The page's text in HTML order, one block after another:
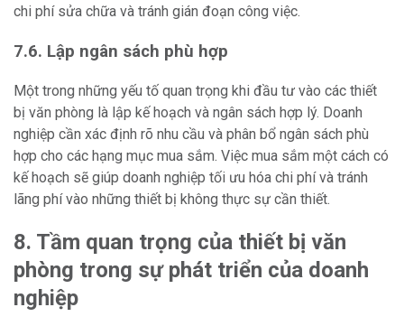
chi phí sửa chữa và tránh gián đoạn công việc.
7.6. Lập ngân sách phù hợp
Một trong những yếu tố quan trọng khi đầu tư vào các thiết
bị văn phòng là lập kế hoạch và ngân sách hợp lý. Doanh
nghiệp cần xác định rõ nhu cầu và phân bổ ngân sách phù
hợp cho các hạng mục mua sắm. Việc mua sắm một cách có
kế hoạch sẽ giúp doanh nghiệp tối ưu hóa chi phí và tránh
lãng phí vào những thiết bị không thực sự cần thiết.
8. Tầm quan trọng của thiết bị văn
phòng trong sự phát triển của doanh
nghiệp